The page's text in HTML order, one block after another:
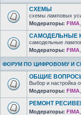
СХЕМЫ
схемы ламповых
Модераторы: FIMA
САМОДЕЛЬНЫЕ
самодельные
Модераторы: FIMA
ФОРУМ ПО ЦИФРОВОМУ И
ОБЩИЕ
Выбор и настройка
Модераторы: FIMA
РЕМОНТ
Модераторы: FIMA